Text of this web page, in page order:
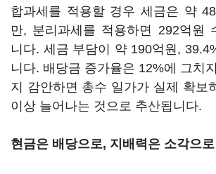
합과세를 적용할 경우 세금은 약
만, 분리과세를 적용하면 292억원
니다. 세금 부담이 약 190억원,
니다. 배당금 증가율은 12%에 그치
지 감안하면 총수 일가가 실제 확보
이상 늘어나는 것으로 추산됩니다.
현금은 배당으로, 지배력은 소각으로